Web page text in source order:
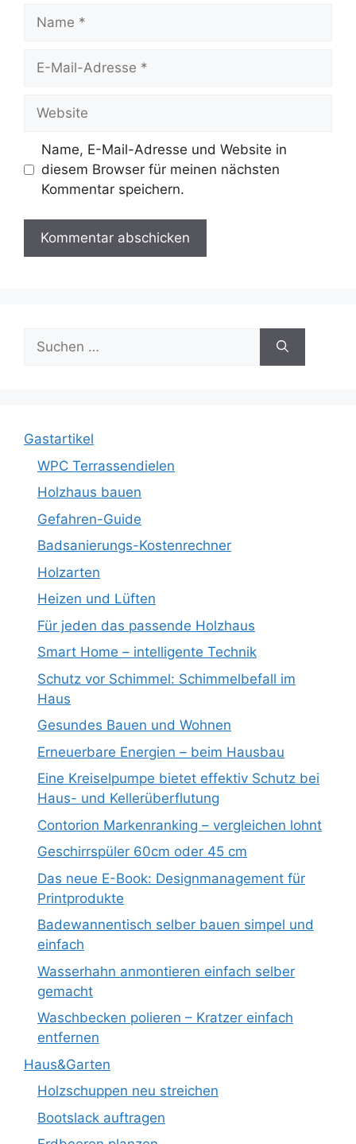
Mail-
Name, E-Mail-Adresse und Website in
diesem Browser für meinen nächsten
Kommentar speichern.
Suche
nach:
Gastartikel
WPC Terrassendielen
Holzhaus bauen
Gefahren-Guide
Badsanierungs-Kostenrechner
Holzarten
Heizen und Lüften
Für jeden das passende Holzhaus
Smart Home – intelligente Technik
Schutz vor Schimmel: Schimmelbefall im
Haus
Gesundes Bauen und Wohnen
Erneuerbare Energien – beim Hausbau
Eine Kreiselpumpe bietet effektiv Schutz bei
Haus- und Kellerüberflutung
Contorion Markenranking – vergleichen lohnt
Geschirrspüler 60cm oder 45 cm
Das neue E-Book: Designmanagement für
Printprodukte
Badewannentisch selber bauen simpel und
einfach
Wasserhahn anmontieren einfach selber
gemacht
Waschbecken polieren – Kratzer einfach
entfernen
Haus&Garten
Holzschuppen neu streichen
Bootslack auftragen